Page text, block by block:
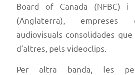
Board of Canada (NFBC) i
(Anglaterra), empreses
audiovisuals consolidades
d’altres, pels videoclips.
Per altra banda, les